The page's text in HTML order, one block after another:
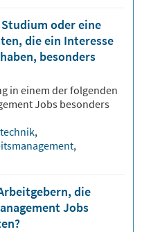
oder eine
die ein Interesse
besonders
in einem der folgenden
Jobs besonders
,
,
die
Jobs